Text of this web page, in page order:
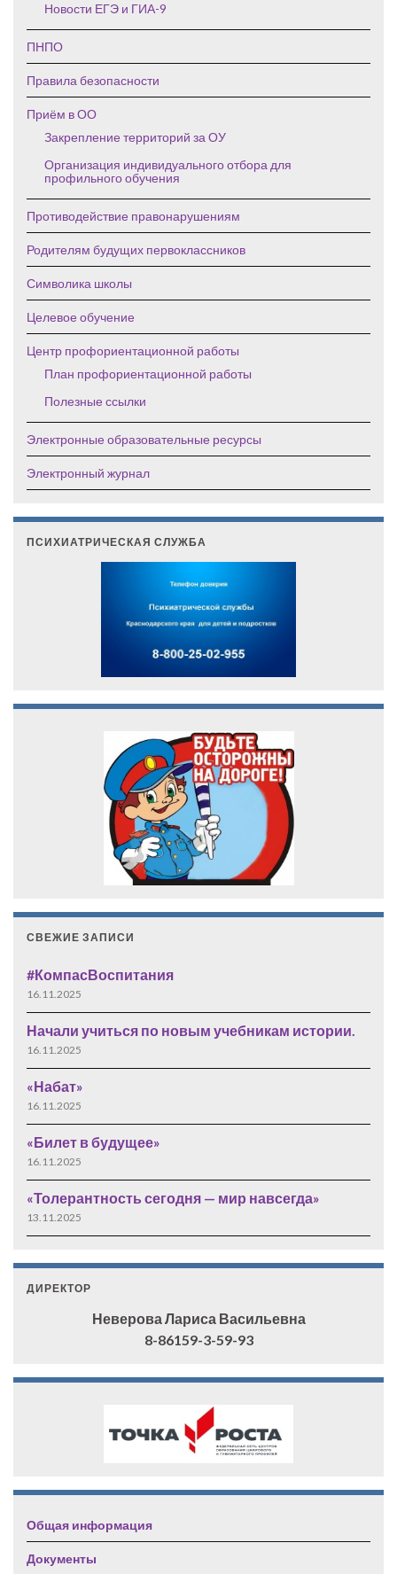
Новости ЕГЭ и ГИА-9
ПНПО
Правила безопасности
Приём в ОО
Закрепление территорий за ОУ
Организация индивидуального отбора для
профильного обучения
Противодействие правонарушениям
Родителям будущих первоклассников
Символика школы
Целевое обучение
Центр профориентационной работы
План профориентационной работы
Полезные ссылки
Электронные образовательные ресурсы
Электронный журнал
ПСИХИАТРИЧЕСКАЯ СЛУЖБА
СВЕЖИЕ ЗАПИСИ
#КомпасВоспитания
16.11.2025
Начали учиться по новым учебникам истории.
16.11.2025
«Набат»
16.11.2025
«Билет в будущее»
16.11.2025
«Толерантность сегодня — мир навсегда»
13.11.2025
ДИРЕКТОР
Неверова Лариса Васильевна
8-86159-3-59-93
Общая информация
Документы